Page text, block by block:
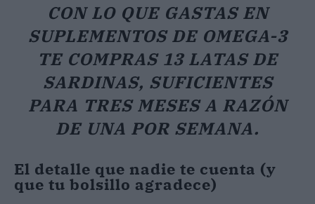
CON LO QUE GASTAS EN
SUPLEMENTOS DE OMEGA-3
TE COMPRAS 13 LATAS DE
SARDINAS, SUFICIENTES
PARA TRES MESES A RAZÓN
DE UNA POR SEMANA.
El detalle que nadie te cuenta (y
que tu bolsillo agradece)